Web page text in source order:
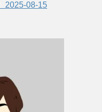
2025-08-15